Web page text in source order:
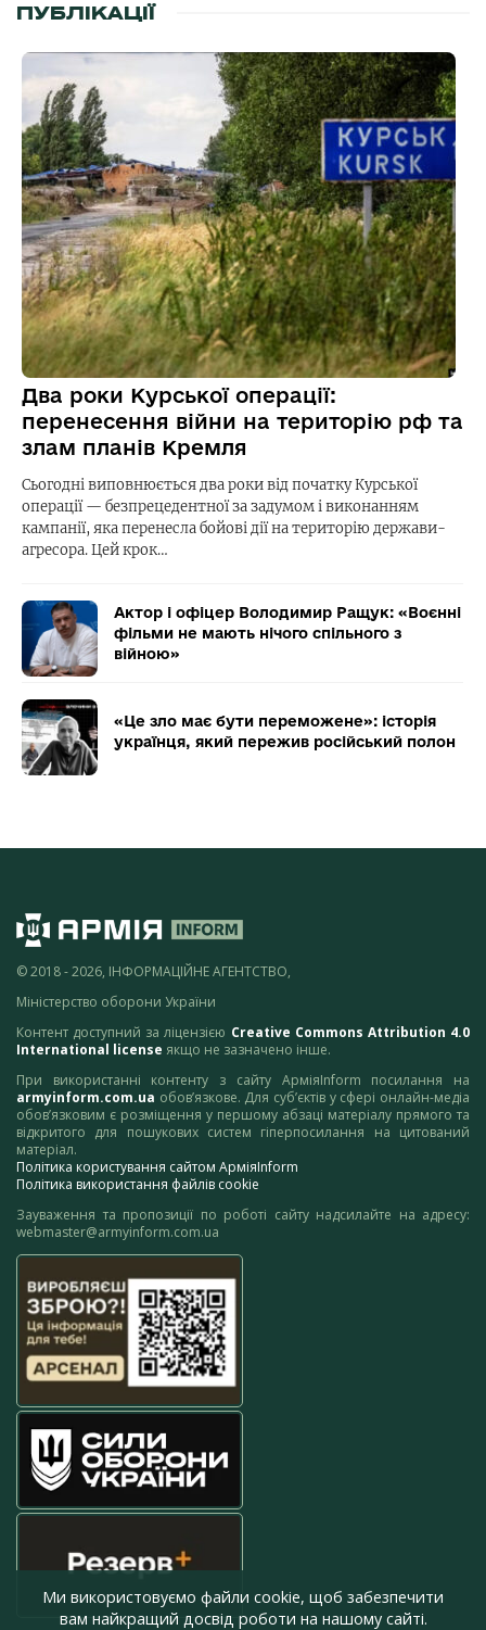
ПУБЛІКАЦІЇ
Два роки Курської операції:
перенесення війни на територію рф та
злам планів Кремля
Сьогодні виповнюється два роки від початку Курської
операції — безпрецедентної за задумом і виконанням
кампанії, яка перенесла бойові дії на територію держави-
агресора. Цей крок…
Актор і офіцер Володимир Ращук: «Воєнні
фільми не мають нічого спільного з
війною»
«Це зло має бути переможене»: історія
українця, який пережив російський полон
© 2018 - 2026, ІНФОРМАЦІЙНЕ АГЕНТСТВО,
Міністерство оборони України
Контент доступний за ліцензією Creative Commons Attribution 4.0
International license якщо не зазначено інше.
При використанні контенту з сайту АрміяInform посилання на
armyinform.com.ua обов’язкове. Для суб’єктів у сфері онлайн-медіа
обов’язковим є розміщення у першому абзаці матеріалу прямого та
відкритого для пошукових систем гіперпосилання на цитований
матеріал.
Політика користування сайтом АрміяInform
Політика використання файлів cookie
Зауваження та пропозиції по роботі сайту надсилайте на адресу:
webmaster@armyinform.com.ua
Ми використовуємо файли cookie, щоб забезпечити
вам найкращий досвід роботи на нашому сайті.